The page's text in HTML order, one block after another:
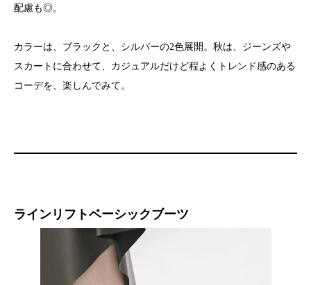
配慮も◎。
カラーは、ブラックと、シルバーの2色展開。秋は、ジーンズや
スカートに合わせて、カジュアルだけど程よくトレンド感のある
コーデを、楽しんでみて。
ラインリフトベーシックブーツ